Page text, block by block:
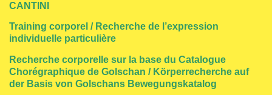
CANTINI
Training corporel / Recherche de l’expression
individuelle particulière
Recherche corporelle sur la base du Catalogue
Chorégraphique de Golschan / Körperrecherche auf
der Basis von Golschans Bewegungskatalog